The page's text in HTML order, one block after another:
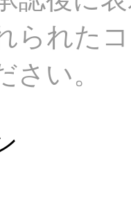
られた
さい。